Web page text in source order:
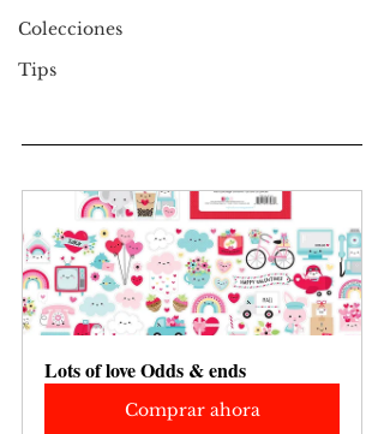
Colecciones
Tips
Lots of love Odds & ends
Comprar ahora